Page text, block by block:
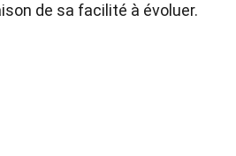
de sa facilité à évoluer.